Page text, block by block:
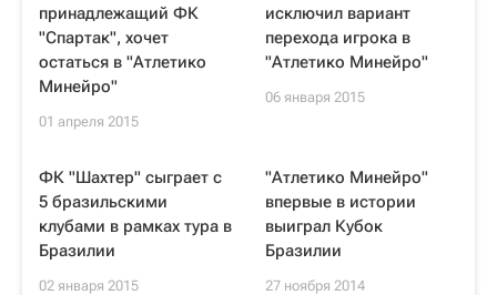
принадлежащий ФК
"Спартак", хочет
остаться в "Атлетико
Минейро"
01 апреля 2015
исключил вариант
перехода игрока в
"Атлетико Минейро"
06 января 2015
ФК "Шахтер" сыграет с
5 бразильскими
клубами в рамках тура в
Бразилии
02 января 2015
"Атлетико Минейро"
впервые в истории
выиграл Кубок
Бразилии
27 ноября 2014